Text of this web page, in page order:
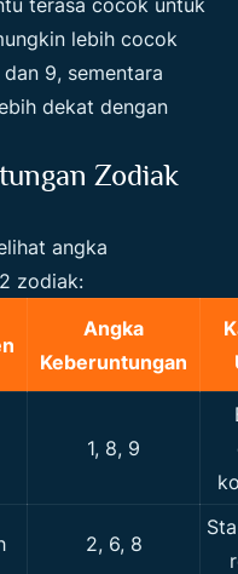
lebih cocok
9, sementara
dekat dengan
Zodiak
angka
zodiak:
Angka
Keberuntungan
1, 8, 9
2, 6, 8